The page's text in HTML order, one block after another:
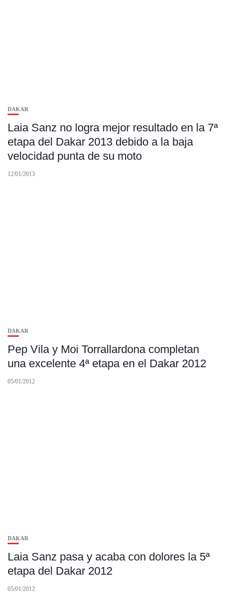
DAKAR
Laia Sanz no logra mejor resultado en la 7ª
etapa del Dakar 2013 debido a la baja
velocidad punta de su moto
12/01/2013
DAKAR
Pep Vila y Moi Torrallardona completan
una excelente 4ª etapa en el Dakar 2012
05/01/2012
DAKAR
Laia Sanz pasa y acaba con dolores la 5ª
etapa del Dakar 2012
05/01/2012